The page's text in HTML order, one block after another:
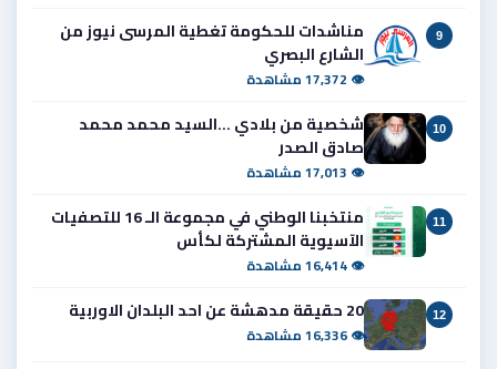
9
مناشدات للحكومة تغطية المرسى نيوز من
الشارع البصري
👁 17,372 مشاهدة
10
شخصية من بلادي ...السيد محمد محمد
صادق الصدر
👁 17,013 مشاهدة
11
منتخبنا الوطني في مجموعة الـ 16 للتصفيات
الآسيوية المشتركة لكأس
👁 16,414 مشاهدة
12 20 حقيقة مدهشة عن احد البلدان الاوربية
👁 16,336 مشاهدة